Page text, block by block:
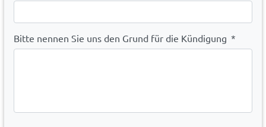
Bitte nennen Sie uns den Grund für die Kündigung *